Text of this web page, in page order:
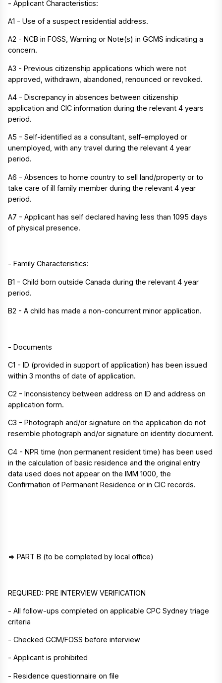
- Applicant Characteristics:
A1 - Use of a suspect residential address.
A2 - NCB in FOSS, Warning or Note(s) in GCMS indicating a
concern.
A3 - Previous citizenship applications which were not
approved, withdrawn, abandoned, renounced or revoked.
A4 - Discrepancy in absences between citizenship
application and CIC information during the relevant 4 years
period.
A5 - Self-identified as a consultant, self-employed or
unemployed, with any travel during the relevant 4 year
period.
A6 - Absences to home country to sell land/property or to
take care of ill family member during the relevant 4 year
period.
A7 - Applicant has self declared having less than 1095 days
of physical presence.
- Family Characteristics:
B1 - Child born outside Canada during the relevant 4 year
period.
B2 - A child has made a non-concurrent minor application.
- Documents
C1 - ID (provided in support of application) has been issued
within 3 months of date of application.
C2 - Inconsistency between address on ID and address on
application form.
C3 - Photograph and/or signature on the application do not
resemble photograph and/or signature on identity document.
C4 - NPR time (non permanent resident time) has been used
in the calculation of basic residence and the original entry
data used does not appear on the IMM 1000, the
Confirmation of Permanent Residence or in CIC records.
=> PART B (to be completed by local office)
REQUIRED: PRE INTERVIEW VERIFICATION
- All follow-ups completed on applicable CPC Sydney triage
criteria
- Checked GCM/FOSS before interview
- Applicant is prohibited
- Residence questionnaire on file